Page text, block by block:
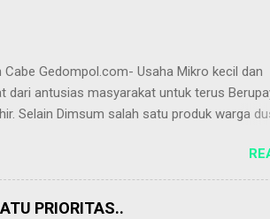
Gedompol.com- Usaha Mikro kecil dan
dari antusias masyarakat untuk terus
Selain Dimsum salah satu produk warga
ringan kembang goyang juga
goyang ini adalah usaha kecil milik Sulis
lebih 6 bulanan. Kembang goyang
PRIORITAS..